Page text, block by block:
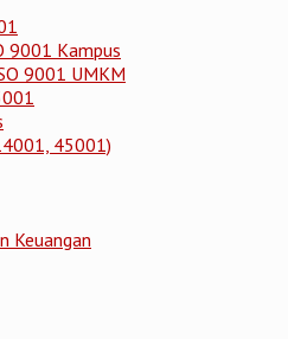
9001 Kampus
9001 UMKM
45001)
Keuangan